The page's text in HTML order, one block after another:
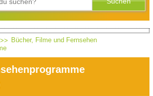
Bücher, Filme und Fernsehen